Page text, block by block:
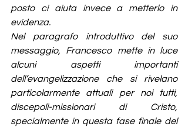
posto ci aiuta invece a metterlo in
evidenza.
Nel paragrafo introduttivo del suo
messaggio, Francesco mette in luce
alcuni aspetti importanti
dell’evangelizzazione che si rivelano
particolarmente attuali per noi tutti,
discepoli-missionari di Cristo,
specialmente in questa fase finale del